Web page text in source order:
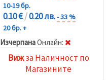
10-19 бр.
0.10 €/0.20 лв.- 33 %
20 бр. +
ИзчерпанаOнлайн:
Вижза Наличност по
Магазините